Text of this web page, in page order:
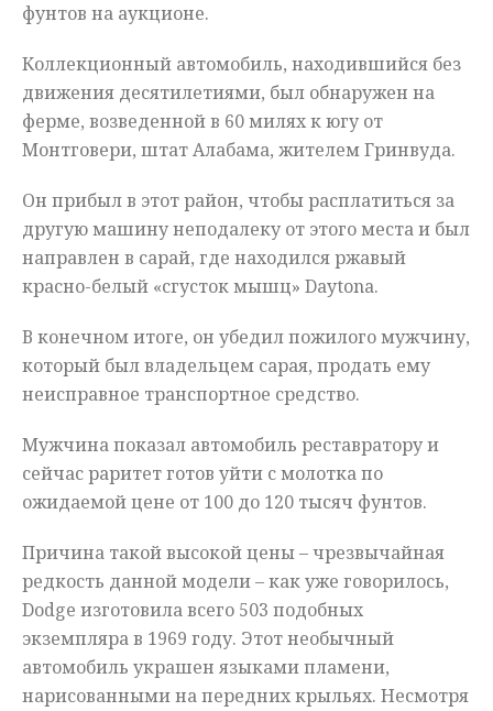
фунтов на аукционе.
Коллекционный автомобиль, находившийся без
движения десятилетиями, был обнаружен на
ферме, возведенной в 60 милях к югу от
Монтговери, штат Алабама, жителем Гринвуда.
Он прибыл в этот район, чтобы расплатиться за
другую машину неподалеку от этого места и был
направлен в сарай, где находился ржавый
красно-белый «сгусток мышц» Daytona.
В конечном итоге, он убедил пожилого мужчину,
который был владельцем сарая, продать ему
неисправное транспортное средство.
Мужчина показал автомобиль реставратору и
сейчас раритет готов уйти с молотка по
ожидаемой цене от 100 до 120 тысяч фунтов.
Причина такой высокой цены – чрезвычайная
редкость данной модели – как уже говорилось,
Dodge изготовила всего 503 подобных
экземпляра в 1969 году. Этот необычный
автомобиль украшен языками пламени,
нарисованными на передних крыльях. Несмотря